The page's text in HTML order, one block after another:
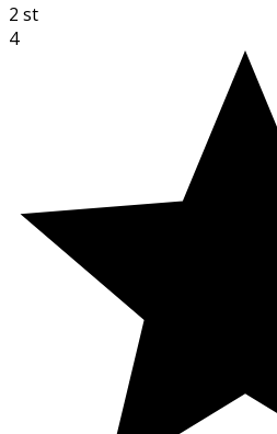
2 st
4